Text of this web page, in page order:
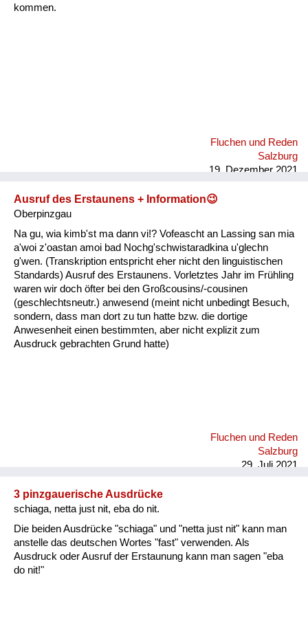
kommen.
Fluchen und Reden
Salzburg
19. Dezember 2021
Ausruf des Erstaunens + Information😉
Oberpinzgau
Na gu, wia kimb'st ma dann vi!? Vofeascht an Lassing san mia
a'woi z'oastan amoi bad Nochg'schwistaradkina u'glechn
g'wen. (Transkription entspricht eher nicht den linguistischen
Standards) Ausruf des Erstaunens. Vorletztes Jahr im Frühling
waren wir doch öfter bei den Großcousins/-cousinen
(geschlechtsneutr.) anwesend (meint nicht unbedingt Besuch,
sondern, dass man dort zu tun hatte bzw. die dortige
Anwesenheit einen bestimmten, aber nicht explizit zum
Ausdruck gebrachten Grund hatte)
Fluchen und Reden
Salzburg
29. Juli 2021
3 pinzgauerische Ausdrücke
schiaga, netta just nit, eba do nit.
Die beiden Ausdrücke "schiaga" und "netta just nit" kann man
anstelle das deutschen Wortes "fast" verwenden. Als
Ausdruck oder Ausruf der Erstaunung kann man sagen "eba
do nit!"